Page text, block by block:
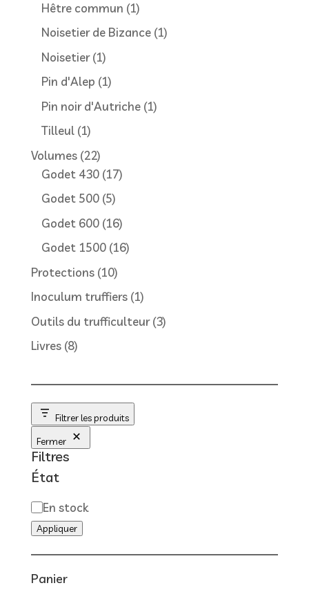
Hêtre commun 11
produit
Noisetier de Bizance 11
Noisetier 11
produit
Pin d'Alep 11
produit
Pin noir d'Autriche 11
Tilleul 11
produit
Volumes 2222
produits
Godet 430 1717
Godet 500 55
produits
Godet 600 1616
produits
Godet 1500 1616
Protections 1010
produits
Inoculum truffiers 11
produit
Outils du trufficulteur 33
Livres 88
Filtrer les produits
Fermer
Filtres
État
ÉtatEn stock
Appliquer
Panier